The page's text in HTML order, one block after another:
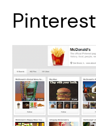
Pinterest